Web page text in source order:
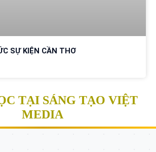
SỰ KIỆN CẦN THƠ
TẠI SÁNG TẠO VIỆT
MEDIA